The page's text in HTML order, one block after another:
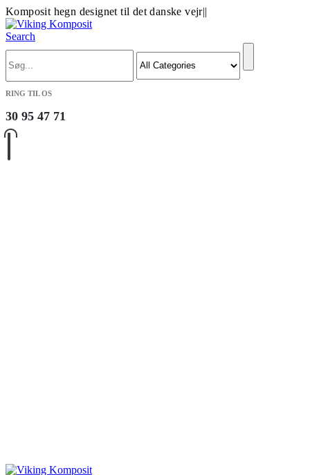
Komposit hegn designet til det danske vejr||
Search
RING TIL OS
30 95 47 71